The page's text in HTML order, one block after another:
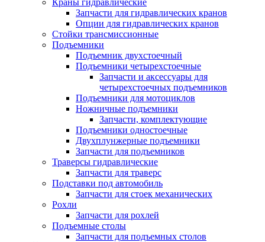
Краны гидравлические
Запчасти для гидравлических кранов
Опции для гидравлических кранов
Стойки трансмиссионные
Подъемники
Подъемник двухстоечный
Подъемники четырехстоечные
Запчасти и аксессуары для
четырехстоечных подъемников
Подъемники для мотоциклов
Ножничные подъемники
Запчасти, комплектующие
Подъемники одностоечные
Двухплунжерные подъемники
Запчасти для подъемников
Траверсы гидравлические
Запчасти для траверс
Подставки под автомобиль
Запчасти для стоек механических
Рохли
Запчасти для рохлей
Подъемные столы
Запчасти для подъемных столов